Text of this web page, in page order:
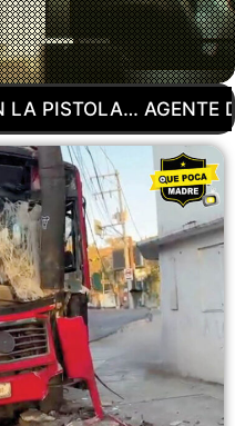
MANDA A SU